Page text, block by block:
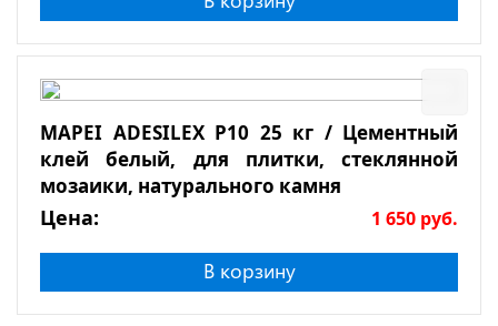
MAPEI ADESILEX P10 25 кг / Цементный
клей белый, для плитки, стеклянной
мозаики, натурального камня
Цена: 1 650 руб.
В корзину